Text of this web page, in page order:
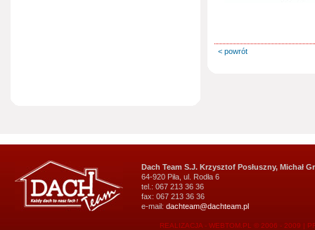
< powrót
Dach Team S.J. Krzysztof Posłuszny, Michał
64-920 Piła, ul. Rodła 6
tel.: 067 213 36 36
fax: 067 213 36 36
e-mail: dachteam@dachteam.pl
REALIZACJA - WEBTOM.PL © 2006 - 2009 |